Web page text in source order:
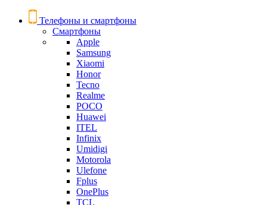
Телефоны и смартфоны
Смартфоны
Apple
Samsung
Xiaomi
Honor
Tecno
Realme
POCO
Huawei
ITEL
Infinix
Umidigi
Motorola
Ulefone
Fplus
OnePlus
TCL